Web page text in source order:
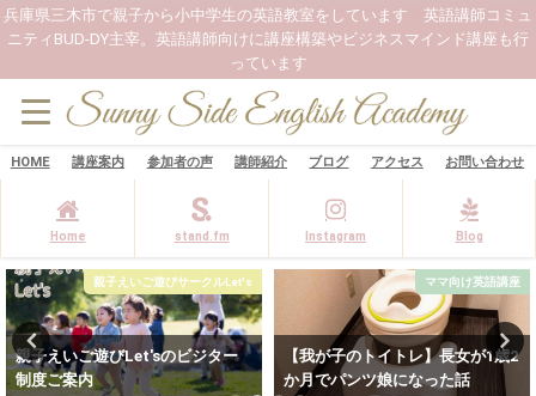
兵庫県三木市で親子から小中学生の英語教室をしています 英語講師コミュ
ニティBUD-DY主宰。英語講師向けに講座構築やビジネスマインド講座も行
っています
HOME 講座案内 参加者の声 講師紹介 ブログ アクセス お問い合わせ
Home stand.fm Instagram Blog
ママ向け英語講座
【我が子のトイトレ】長女が1歳2
か月でパンツ娘になった話
ママ向け英語講座
子どもの体の心配を話せる場所
【英語ベビーヨガ】